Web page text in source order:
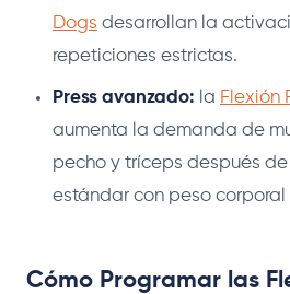
Dogs desarrollan la
repeticiones estrictas.
Press avanzado: la Flexión
aumenta la demanda de
pecho y tríceps después de
estándar con peso corporal
Cómo Programar las